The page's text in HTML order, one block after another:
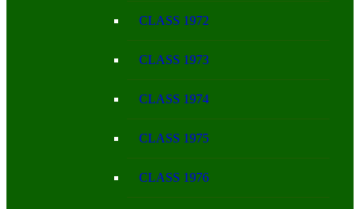
CLASS 1972
CLASS 1973
CLASS 1974
CLASS 1975
CLASS 1976